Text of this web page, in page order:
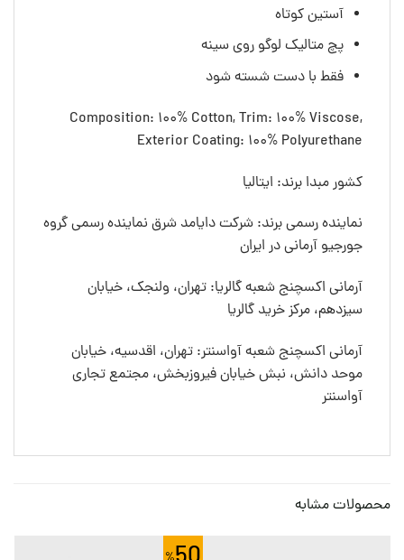
آستین کوتاه
پچ متالیک لوگو روی سینه
فقط با دست شسته شود
Composition: 100% Cotton, Trim: 100% Viscose,
Exterior Coating: 100% Polyurethane
کشور مبدا برند: ایتالیا
نماینده رسمی برند: شرکت دایامد شرق نماینده رسمی گروه
جورجیو آرمانی در ایران
آرمانی اکسچنج شعبه گالریا: تهران، ولنجک، خیابان
سیزدهم، مرکز خرید گالریا
آرمانی اکسچنج شعبه آواسنتر: تهران، اقدسیه، خیابان
موحد دانش، نبش خیابان فیروزبخش، مجتمع تجاری
آواسنتر
محصولات مشابه